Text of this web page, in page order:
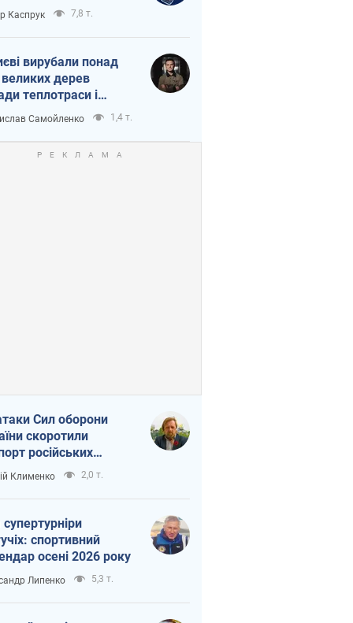
Каспрук 7,8 т.
вирубали понад
дерев
теплотраси і
Генплану
Самойленко 1,4 т.
Сил оборони
скоротили
російських
Клименко 2,0 т.
спортивний
осені 2026 року
Липенко 5,3 т.